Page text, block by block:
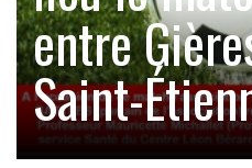
entre
Saint-